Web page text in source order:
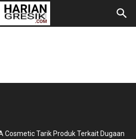
Cosmetic Tarik Produk Terkait Dugaan